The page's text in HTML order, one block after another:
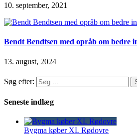
10. september, 2021
Bendt Bendtsen med opråb om bedre
13. august, 2024
Søg efter:
Seneste indlæg
Bygma køber XL Rødovre